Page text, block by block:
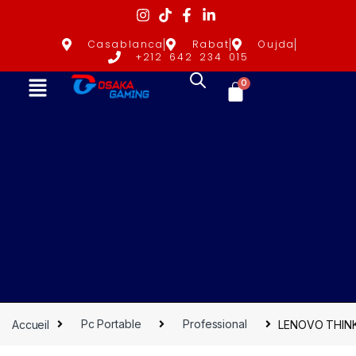
Casablanca Rabat
Oujda
+212 642 234 015
0
Accueil Pc Portable Professional LENOVO